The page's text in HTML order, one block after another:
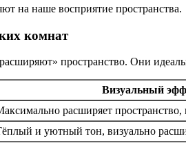
на наше восприятие пространства.
комнат
пространство. Они
Визуальный
расширяет пространство,
и уютный тон, визуально